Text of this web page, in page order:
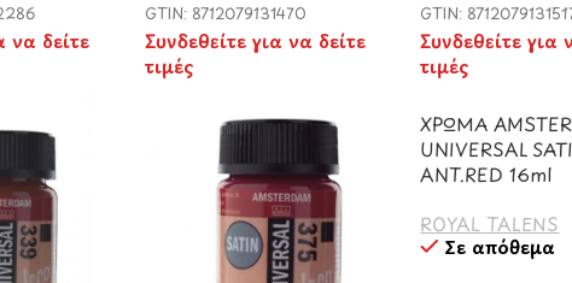
να δείτε
GTIN: 8712079131470
Συνδεθείτε για να δείτε
τιμές
GTIN:
Συνδεθείτε για
τιμές
ΧΡΩΜΑ
UNIVERSAL
ANT.RED 16ml
ROYAL TALENS
Σε απόθεμα